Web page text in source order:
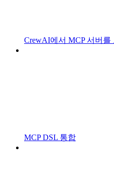
CrewAI에서 MCP 서버를
MCP DSL 통합